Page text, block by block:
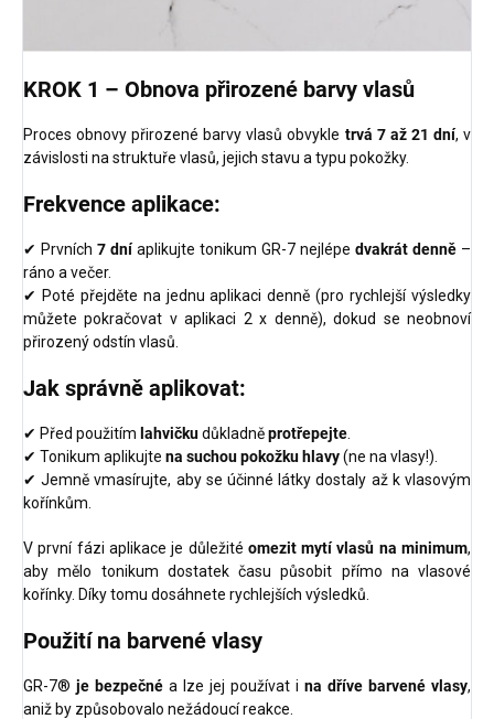
KROK 1 – Obnova přirozené barvy vlasů
Proces obnovy přirozené barvy vlasů obvykle trvá 7 až 21 dní, v
závislosti na struktuře vlasů, jejich stavu a typu pokožky.
Frekvence aplikace:
✔ Prvních 7 dní aplikujte tonikum GR-7 nejlépe dvakrát denně –
ráno a večer.
✔ Poté přejděte na jednu aplikaci denně (pro rychlejší výsledky
můžete pokračovat v aplikaci 2 x denně), dokud se neobnoví
přirozený odstín vlasů.
Jak správně aplikovat:
✔ Před použitím lahvičkudůkladněprotřepejte
✔ Tonikum aplikujte na suchou pokožku hlavy(ne na vlasy!).
✔ Jemně vmasírujte, aby se účinné látky dostaly až k vlasovým
kořínkům.
V první fázi aplikace je důležité omezit mytí vlasů na minimum,
aby mělo tonikum dostatek času působit přímo na vlasové
kořínky. Díky tomu dosáhnete rychlejších výsledků.
Použití na barvené vlasy
GR-7® je bezpečné a lze jej používat i na dříve barvené vlasy,
aniž by způsobovalo nežádoucí reakce.